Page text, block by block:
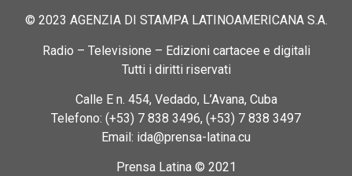
© 2023 AGENZIA DI STAMPA LATINOAMERICANA S.A.
Radio – Televisione – Edizioni cartacee e digitali
Tutti i diritti riservati
Calle E n. 454, Vedado, L’Avana, Cuba
Telefono: (+53) 7 838 3496, (+53) 7 838 3497
Email: ida@prensa-latina.cu
Prensa Latina © 2021